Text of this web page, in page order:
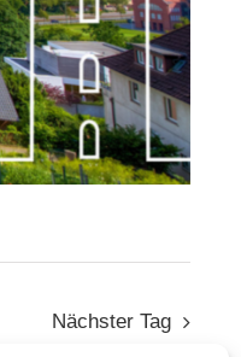
Nächster Tag